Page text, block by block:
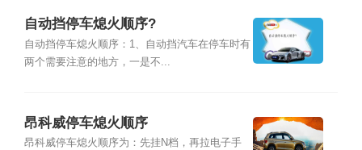
自动挡停车熄火顺序?
自动挡停车熄火顺序：1、自动挡汽车在停车时有
两个需要注意的地方，一是不...
昂科威停车熄火顺序
昂科威停车熄火顺序为：先挂N档，再拉电子手